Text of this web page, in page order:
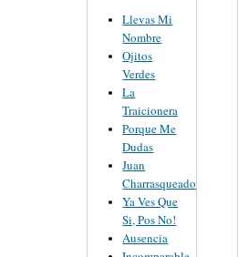
Llevas Mi
Nombre
Ojitos
Verdes
La
Traicionera
Porque Me
Dudas
Juan
Charrasqueado
Ya Ves Que
Si, Pos No!
Ausencia